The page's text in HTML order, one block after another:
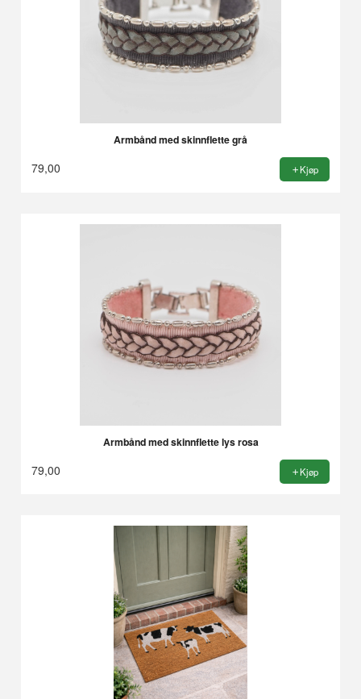
Armbånd med skinnflette grå
79,00 Kjøp
Armbånd med skinnflette lys rosa
79,00 Kjøp